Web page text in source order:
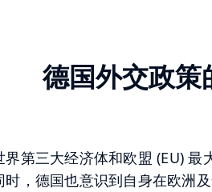
德国外交政策
界第三大经济体和欧盟 (EU)
时，德国也意识到自身在欧洲